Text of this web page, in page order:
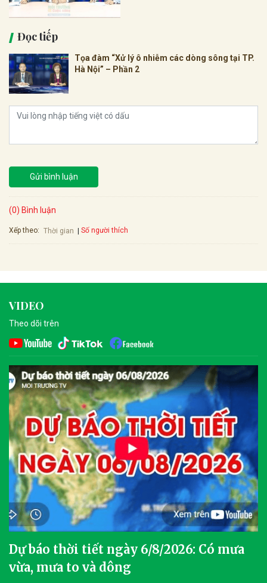
Đọc tiếp
Tọa đàm “Xử lý ô nhiễm các dòng sông tại TP.
Hà Nội” – Phần 2
Gửi bình luận
(0) Bình luận
Xếp theo: Thời gian Số người thích
VIDEO
Theo dõi trên
Dự báo thời tiết ngày 6/8/2026: Có mưa
vừa, mưa to và dông